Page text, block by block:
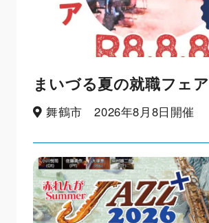
まいづる夏の就職フェア
舞鶴市 2026年8月8日開催